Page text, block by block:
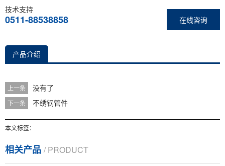
在线咨询
技术支持
0511-88538858
产品介绍
上一条 没有了
下一条 不绣钢管件
本文标签：
相关产品 / PRODUCT